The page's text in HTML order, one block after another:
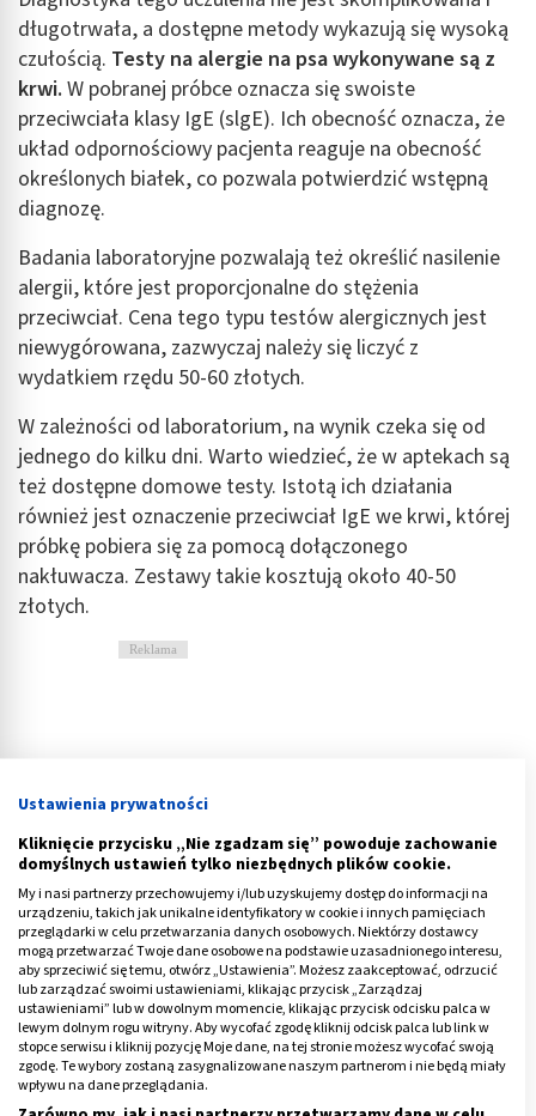
długotrwała, a dostępne metody wykazują się wysoką
czułością. Testy na alergie na psa wykonywane są z
krwi.W pobranej próbce oznacza się swoiste
przeciwciała klasy IgE (slgE). Ich obecność oznacza, że
układ odpornościowy pacjenta reaguje na obecność
określonych białek, co pozwala potwierdzić wstępną
diagnozę.
Badania laboratoryjne pozwalają też określić nasilenie
alergii, które jest proporcjonalne do stężenia
przeciwciał. Cena tego typu testów alergicznych jest
niewygórowana, zazwyczaj należy się liczyć z
wydatkiem rzędu 50-60 złotych.
W zależności od laboratorium, na wynik czeka się od
jednego do kilku dni. Warto wiedzieć, że w aptekach są
też dostępne domowe testy. Istotą ich działania
również jest oznaczenie przeciwciał IgE we krwi, której
próbkę pobiera się za pomocą dołączonego
nakłuwacza. Zestawy takie kosztują około 40-50
złotych.
Reklama
Uczulenie na sierść psa u dziecka. Jak
sobie radzić?
Ustawienia prywatności
Kliknięcie przycisku „Nie zgadzam się” powoduje zachowanie
domyślnych ustawień tylko niezbędnych plików cookie.
My i nasi partnerzy przechowujemy i/lub uzyskujemy dostęp do informacji na
urządzeniu, takich jak unikalne identyfikatory w cookie i innych pamięciach
przeglądarki w celu przetwarzania danych osobowych. Niektórzy dostawcy
mogą przetwarzać Twoje dane osobowe na podstawie uzasadnionego interesu,
aby sprzeciwić się temu, otwórz „Ustawienia”. Możesz zaakceptować, odrzucić
lub zarządzać swoimi ustawieniami, klikając przycisk „Zarządzaj
ustawieniami” lub w dowolnym momencie, klikając przycisk odcisku palca w
lewym dolnym rogu witryny. Aby wycofać zgodę kliknij odcisk palca lub link w
stopce serwisu i kliknij pozycję Moje dane, na tej stronie możesz wycofać swoją
zgodę. Te wybory zostaną zasygnalizowane naszym partnerom i nie będą miały
wpływu na dane przeglądania.